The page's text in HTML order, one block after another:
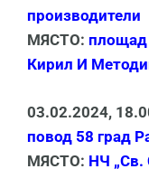
производители
МЯСТО: площад
Кирил И
03.02.2024,
повод 58 град
МЯСТО: НЧ „Св.